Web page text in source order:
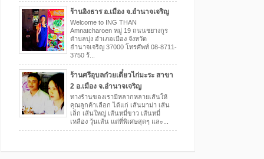
ร้านอิงธาร อ.เมือง จ.อำนาจเจริญ
Welcome to ING THAN
Amnatcharoen หมู่ 19 ถนนชยางกูร
ตำบลบุ่ง อำเภอเมือง จังหวัด
อำนาจเจริญ 37000 โทรศัพท์ 08-8711-
3750 ร้...
ร้านศรีอุบลก๋วยเตี๋ยวไก่มะระ สาขา
2 อ.เมือง จ.อำนาจเจริญ
ทางร้านของเรามีหลากหลายเส้นให้
คุณลูกค้าเลือก ได้แก่ เส้นมาม่า เส้น
เล็ก เส้นใหญ่ เส้นหมี่ขาว เส้นหมี่
เหลือง วุ้นเส้น แต่ที่พิเศษสุดๆ และ...